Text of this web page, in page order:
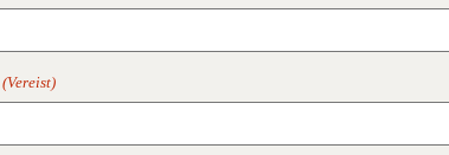
(Vereist)